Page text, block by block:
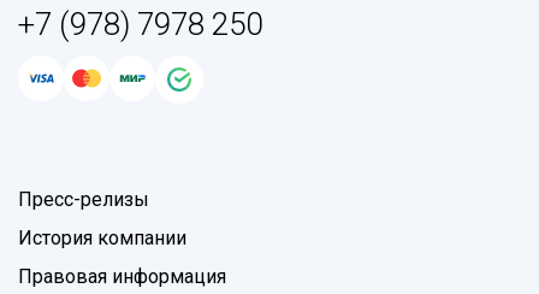
+7 (978) 7978 250
Пресс-релизы
История компании
Правовая информация